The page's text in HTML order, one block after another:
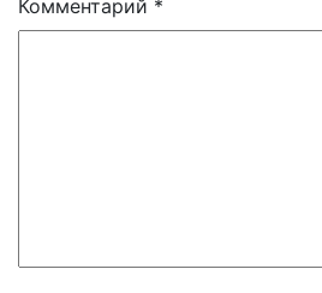
Комментарий *